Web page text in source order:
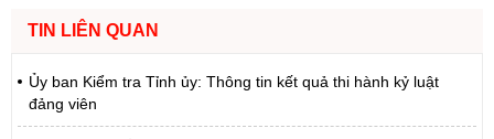
TIN LIÊN QUAN
Ủy ban Kiểm tra Tỉnh ủy: Thông tin kết quả thi hành kỷ luật
đảng viên